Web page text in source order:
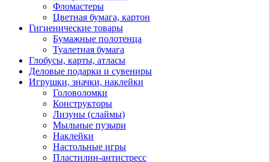
Фломастеры
Цветная бумага, картон
Гигиенические товары
Бумажные полотенца
Туалетная бумага
Глобусы, карты, атласы
Деловые подарки и сувениры
Игрушки, значки, наклейки
Головоломки
Конструкторы
Лизуны (слаймы)
Мыльные пузыри
Наклейки
Настольные игры
Пластилин-антистресс